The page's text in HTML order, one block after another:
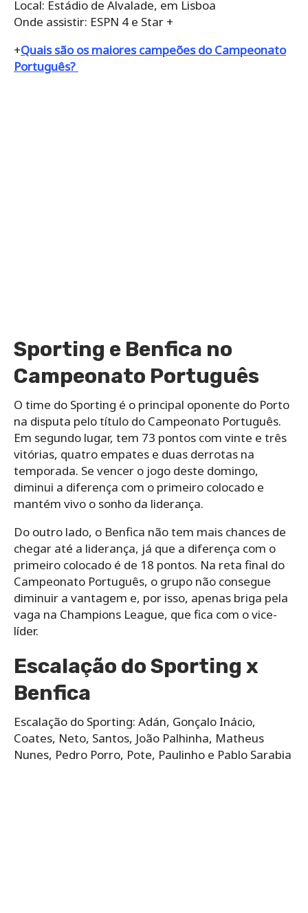
Local: Estádio de Alvalade, em Lisboa
Onde assistir: ESPN 4 e Star +
+Quais são os maiores campeões do Campeonato
Português?
Sporting e Benfica no
Campeonato Português
O time do Sporting é o principal oponente do Porto
na disputa pelo título do Campeonato Português.
Em segundo lugar, tem 73 pontos com vinte e três
vitórias, quatro empates e duas derrotas na
temporada. Se vencer o jogo deste domingo,
diminui a diferença com o primeiro colocado e
mantém vivo o sonho da liderança.
Do outro lado, o Benfica não tem mais chances de
chegar até a liderança, já que a diferença com o
primeiro colocado é de 18 pontos. Na reta final do
Campeonato Português, o grupo não consegue
diminuir a vantagem e, por isso, apenas briga pela
vaga na Champions League, que fica com o vice-
líder.
Escalação do Sporting x
Benfica
Escalação do Sporting: Adán, Gonçalo Inácio,
Coates, Neto, Santos, João Palhinha, Matheus
Nunes, Pedro Porro, Pote, Paulinho e Pablo Sarabia